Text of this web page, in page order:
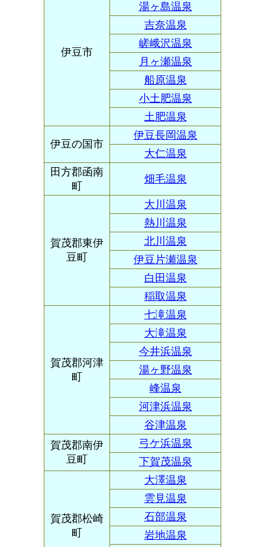
伊豆市
湯ヶ島温泉
吉奈温泉
嵯峨沢温泉
月ヶ瀬温泉
船原温泉
小土肥温泉
土肥温泉
伊豆の国市
伊豆長岡温泉
大仁温泉
田方郡函南
町
畑毛温泉
賀茂郡東伊
豆町
大川温泉
熱川温泉
北川温泉
伊豆片瀬温泉
白田温泉
稲取温泉
賀茂郡河津
町
七滝温泉
大滝温泉
今井浜温泉
湯ヶ野温泉
峰温泉
河津浜温泉
谷津温泉
賀茂郡南伊
豆町
弓ケ浜温泉
下賀茂温泉
賀茂郡松崎
町
大澤温泉
雲見温泉
石部温泉
岩地温泉